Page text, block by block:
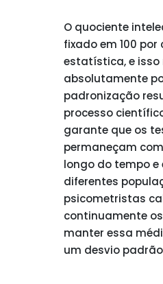
O quociente
fixado em 100 por
estatística, e isso
absolutamente
padronização
processo
garante que os
permaneçam
longo do tempo e
diferentes
psicometristas
continuamente
manter essa
um desvio